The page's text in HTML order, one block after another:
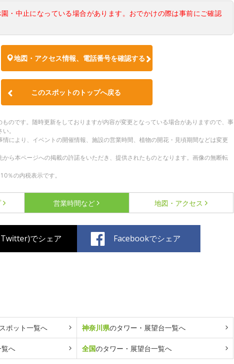
・中止になっている場合があります。おでかけの際は事前にご確認
地図・アクセス情報、電話番号を確認する
このスポットのトップへ戻る
のです。随時更新をしておりますが内容が変更となっている場合がありますので、事
。
により、イベントの開催情報、施設の営業時間、植物の開花・見頃期間などは変更
ら本ページへの掲載の許諾をいただき、提供されたものとなります。画像の無断転
％の内税表示です。
営業時間など 地図・アクセス
でシェア Facebookでシェア
ポット一覧へ 神奈川県のタワー・展望台一覧へ
へ 全国のタワー・展望台一覧へ